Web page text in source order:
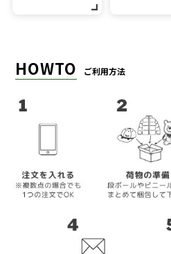
HOWTO ご利用方法